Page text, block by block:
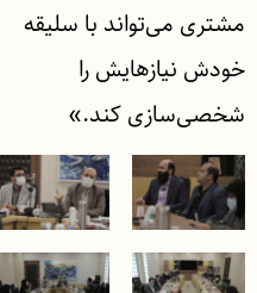
مشتری می‌تواند با سلیقه
خودش نیازهایش را
شخصی‌سازی کند.»